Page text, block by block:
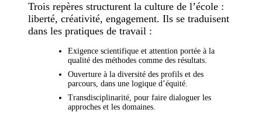
Trois repères structurent la culture de l’école :
liberté, créativité, engagement. Ils se traduisent
dans les pratiques de travail :
Exigence scientifique et attention portée à la
qualité des méthodes comme des résultats.
Ouverture à la diversité des profils et des
parcours, dans une logique d’équité.
Transdisciplinarité, pour faire dialoguer les
approches et les domaines.